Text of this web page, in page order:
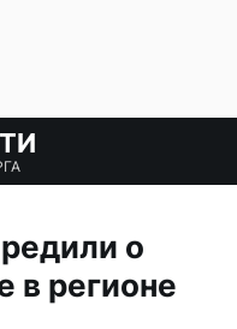
о
в регионе